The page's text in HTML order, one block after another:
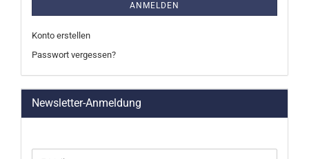
ANMELDEN
Konto erstellen
Passwort vergessen?
Newsletter-Anmeldung